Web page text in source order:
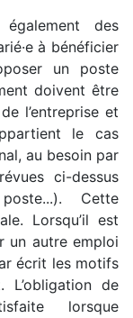
des
à bénéficier
un poste
doivent être
l’entreprise et
le cas
au besoin par
ci-dessus
Cette
Lorsqu’il est
un autre emploi
écrit les motifs
L’obligation de
lorsque